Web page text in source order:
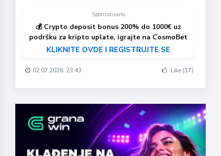
Sponzorisano
💰 Crypto deposit bonus 200% do 1000€ uz
podršku za kripto uplate, igrajte na CosmoBet
KLIKNITE OVDE I REGISTRUJTE SE
02.07.2026. 23:43 Like (17)